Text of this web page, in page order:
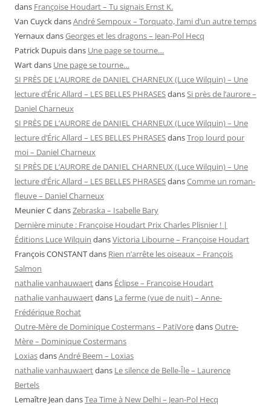
dans Françoise Houdart – Tu signais Ernst K.
Van CuyckdansAndré Sempoux – Torquato, l’ami d’un autre temps
YernauxdansGeorges et les dragons – Jean-Pol Hecq
Patrick Dupuisdans Une page se tourne…
Wartdans Une page se tourne…
SI PRÈS DE L’AURORE de DANIEL CHARNEUX (Luce Wilquin) – Une
lecture d’Éric Allard – LES BELLES PHRASESdansSi près de l’aurore –
Daniel Charneux
SI PRÈS DE L’AURORE de DANIEL CHARNEUX (Luce Wilquin) – Une
lecture d’Éric Allard – LES BELLES PHRASESdansTrop lourd pour
moi – Daniel Charneux
SI PRÈS DE L’AURORE de DANIEL CHARNEUX (Luce Wilquin) – Une
lecture d’Éric Allard – LES BELLES PHRASESdansComme un roman-
fleuve – Daniel Charneux
Meunier CdansZebraska – Isabelle Bary
Dernière minute : Françoise Houdart Prix Charles Plisnier ! |
Éditions Luce Wilquin dansVictoria Libourne – Françoise Houdart
François CONSTANTdans Rien n’arrête les oiseaux – François
Salmon
nathalie vanhauwaertdans Éclipse – Françoise Houdart
nathalie vanhauwaertdans La ferme (vue de nuit) – Anne-
Frédérique Rochat
Outre-Mère de Dominique Costermans – PatiVoredansOutre-
Mère – Dominique Costermans
LoxiasdansAndré Beem – Loxias
nathalie vanhauwaertdans Le silence de Belle-Île – Laurence
Bertels
Lemaître Jean dansTea Time à New Delhi – Jean-Pol Hecq